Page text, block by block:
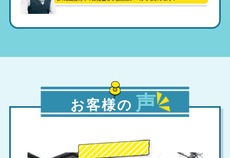
お客様の 声